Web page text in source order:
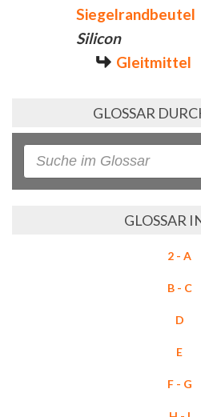
Siegelrandbeutel
Silicon
Gleitmittel
GLOSSAR
GLOSSAR
2 - A
B - C
D
E
F - G